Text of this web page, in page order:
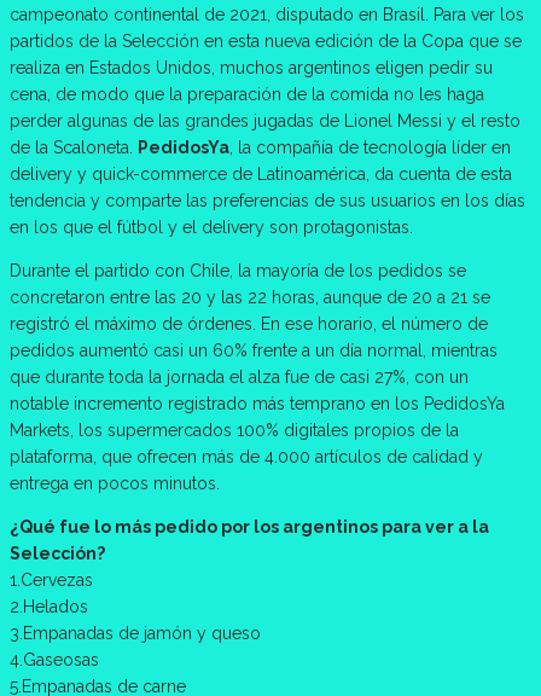
campeonato continental de 2021, disputado en Brasil. Para ver los
partidos de la Selección en esta nueva edición de la Copa que se
realiza en Estados Unidos, muchos argentinos eligen pedir su
cena, de modo que la preparación de la comida no les haga
perder algunas de las grandes jugadas de Lionel Messi y el resto
de la Scaloneta. PedidosYa, la compañía de tecnología líder en
delivery y quick-commerce de Latinoamérica, da cuenta de esta
tendencia y comparte las preferencias de sus usuarios en los días
en los que el fútbol y el delivery son protagonistas.
Durante el partido con Chile, la mayoría de los pedidos se
concretaron entre las 20 y las 22 horas, aunque de 20 a 21 se
registró el máximo de órdenes. En ese horario, el número de
pedidos aumentó casi un 60% frente a un día normal, mientras
que durante toda la jornada el alza fue de casi 27%, con un
notable incremento registrado más temprano en los PedidosYa
Markets, los supermercados 100% digitales propios de la
plataforma, que ofrecen más de 4.000 artículos de calidad y
entrega en pocos minutos.
¿Qué fue lo más pedido por los argentinos para ver a la
Selección?
1.Cervezas
2.Helados
3.Empanadas de jamón y queso
4.Gaseosas
5.Empanadas de carne